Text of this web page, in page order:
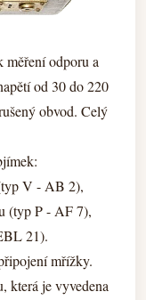
měření odporu a
od 30 do 220
obvod. Celý
V - AB 2),
(typ P - AF 7),
21).
mřížky.
která je vyvedena